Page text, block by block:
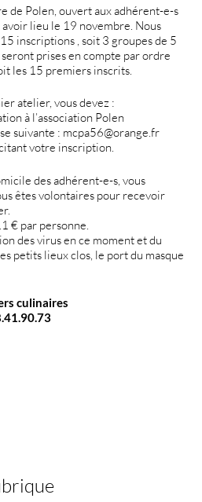
de Polen, ouvert aux adhérent-e-s
lieu le 19 novembre. Nous
inscriptions , soit 3 groupes de 5
prises en compte par ordre
les 15 premiers inscrits.
atelier, vous devez :
à l’association Polen
suivante : mcpa56@orange.fr
votre inscription.
des adhérent-e-s, vous
êtes volontaires pour recevoir
€ par personne.
des virus en ce moment et du
petits lieux clos, le port du masque
culinaires